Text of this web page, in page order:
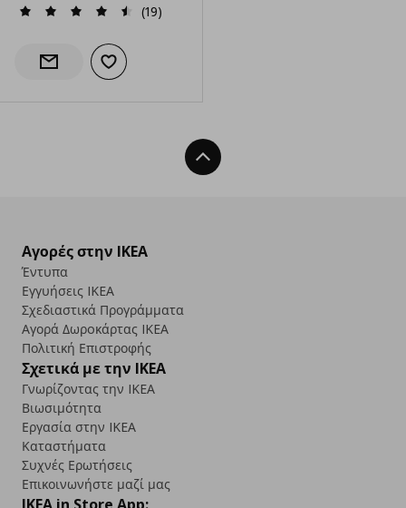
(19)
Ενημέρωση διαθεσιμότητας
Προσθήκη στα αγαπημένα
Back To Top
Αγορές στην IKEA
Έντυπα
Εγγυήσεις IKEA
Σχεδιαστικά Προγράμματα
Αγορά Δωρoκάρτας IKEA
Πολιτική Επιστροφής
Σχετικά με την IKEA
Γνωρίζοντας την IKEA
Βιωσιμότητα
Εργασία στην IKEA
Καταστήματα
Συχνές Ερωτήσεις
Επικοινωνήστε μαζί μας